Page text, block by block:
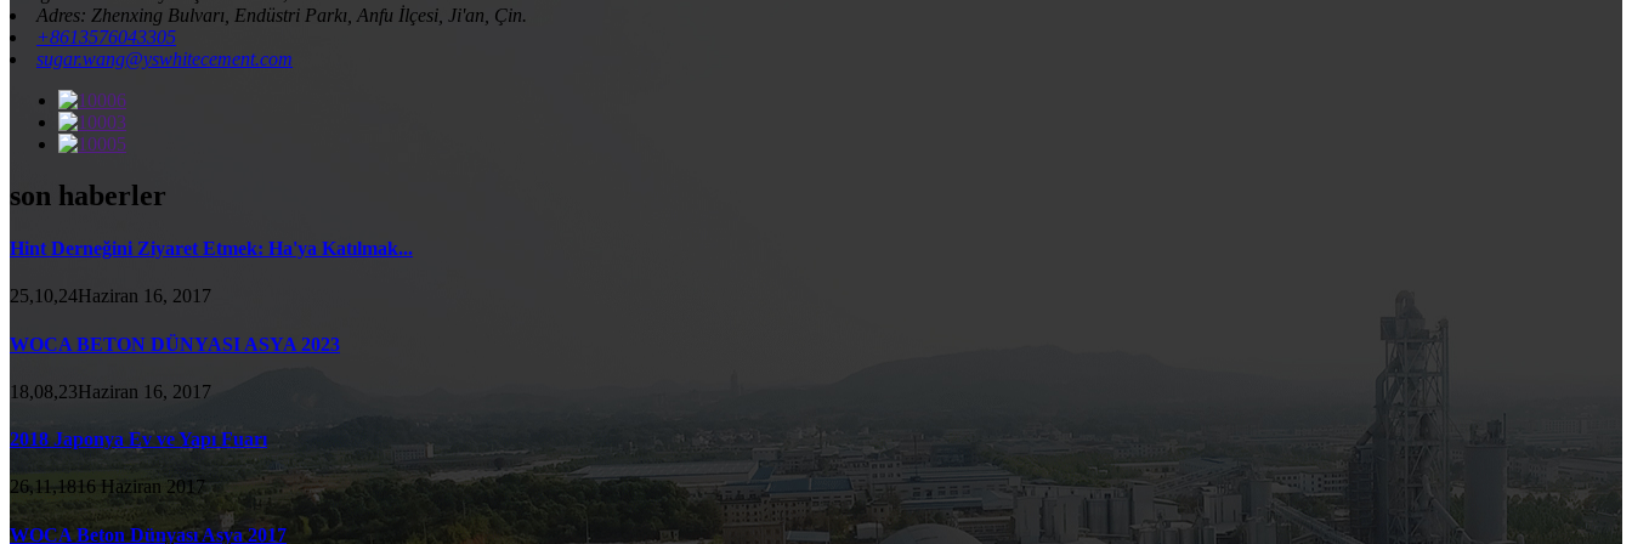
Adres: Zhenxing Bulvarı, Endüstri Parkı, Anfu İlçesi, Ji'an, Çin.
+8613576043305
sugar.wang@yswhitecement.com
son haberler
Hint Derneğini Ziyaret Etmek: Ha'ya Katılmak...
25,10,24Haziran 16, 2017
WOCA BETON DÜNYASI ASYA 2023
18,08,23Haziran 16, 2017
2018 Japonya Ev ve Yapı Fuarı
26,11,1816 Haziran 2017
WOCA Beton Dünyası Asya 2017